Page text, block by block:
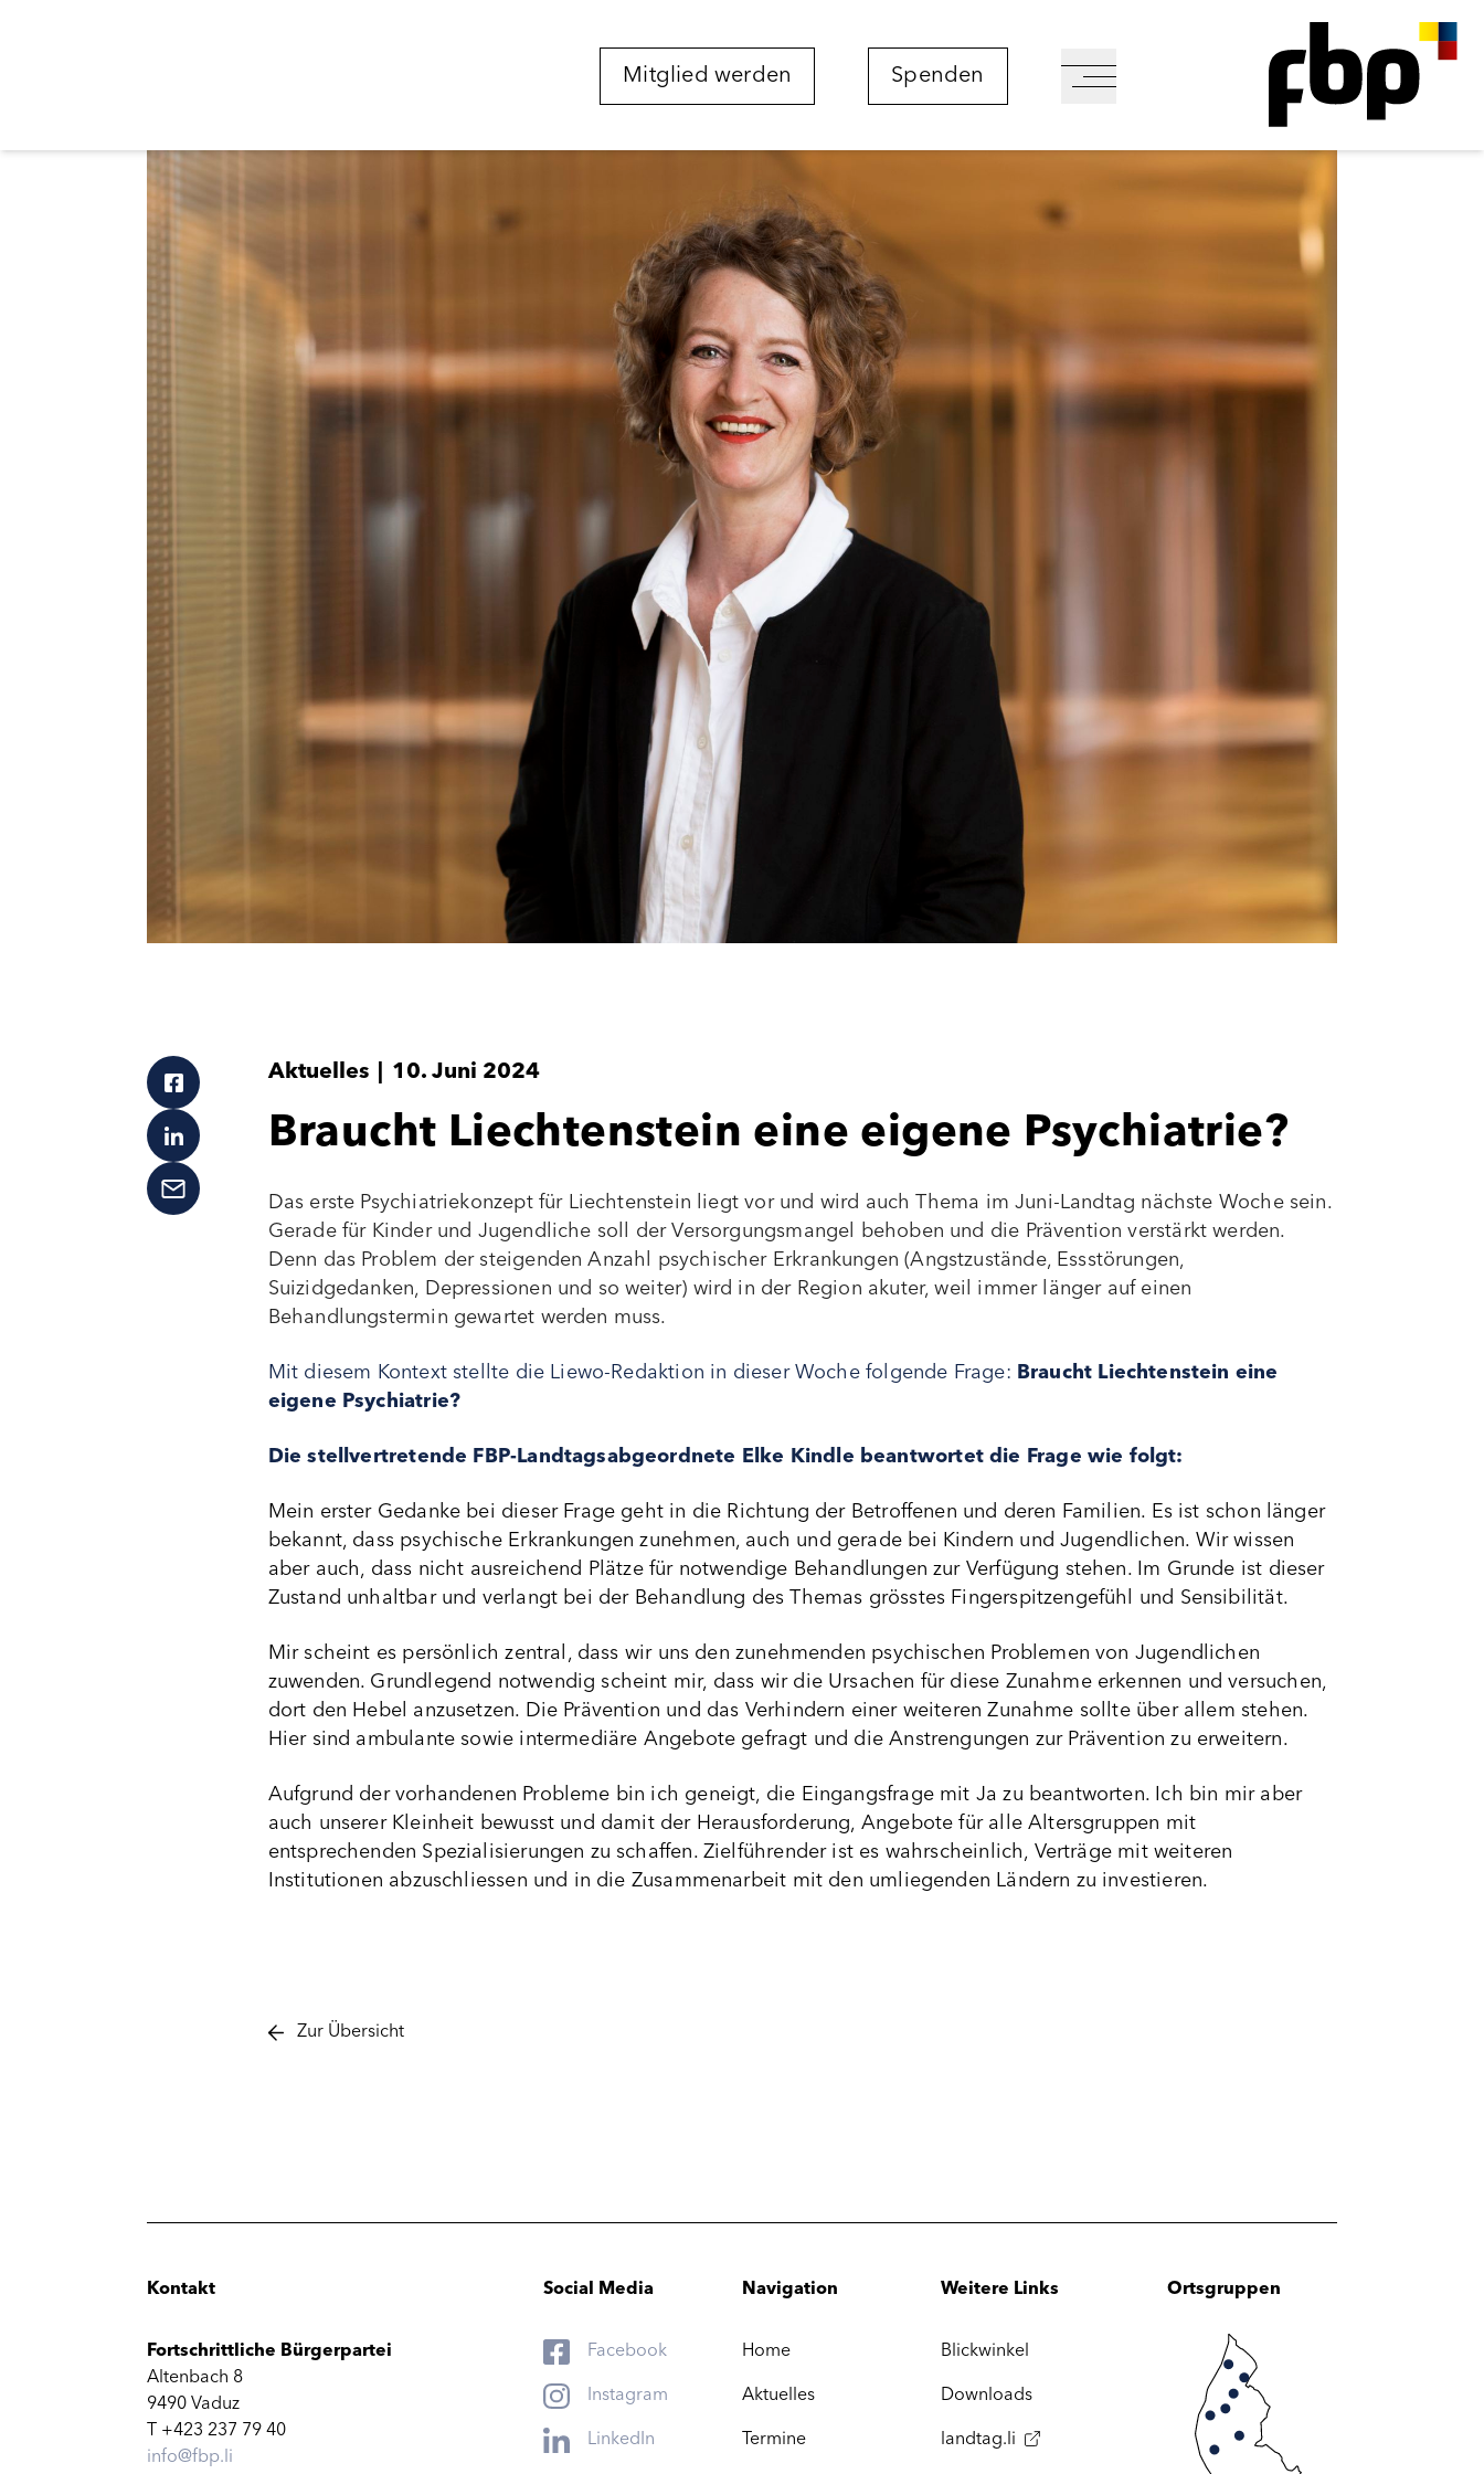
Mitglied werden Spenden
Aktuelles 10. Juni 2024
Braucht Liechtenstein eine eigene Psychiatrie?
Das erste Psychiatriekonzept für Liechtenstein liegt vor und wird auch Thema im Juni-Landtag nächste Woche sein.
Gerade für Kinder und Jugendliche soll der Versorgungsmangel behoben und die Prävention verstärkt werden.
Denn das Problem der steigenden Anzahl psychischer Erkrankungen (Angstzustände, Essstörungen,
Suizidgedanken, Depressionen und so weiter) wird in der Region akuter, weil immer länger auf einen
Behandlungstermin gewartet werden muss.
Mit diesem Kontext stellte die Liewo-Redaktion in dieser Woche folgende Frage: Braucht Liechtenstein eine
eigene Psychiatrie?
Die stellvertretende FBP-Landtagsabgeordnete Elke Kindle beantwortet die Frage wie folgt:
Mein erster Gedanke bei dieser Frage geht in die Richtung der Betroffenen und deren Familien. Es ist schon länger
bekannt, dass psychische Erkrankungen zunehmen, auch und gerade bei Kindern und Jugendlichen. Wir wissen
aber auch, dass nicht ausreichend Plätze für notwendige Behandlungen zur Verfügung stehen. Im Grunde ist dieser
Zustand unhaltbar und verlangt bei der Behandlung des Themas grösstes Fingerspitzengefühl und Sensibilität.
Mir scheint es persönlich zentral, dass wir uns den zunehmenden psychischen Problemen von Jugendlichen
zuwenden. Grundlegend notwendig scheint mir, dass wir die Ursachen für diese Zunahme erkennen und versuchen,
dort den Hebel anzusetzen. Die Prävention und das Verhindern einer weiteren Zunahme sollte über allem stehen.
Hier sind ambulante sowie intermediäre Angebote gefragt und die Anstrengungen zur Prävention zu erweitern.
Aufgrund der vorhandenen Probleme bin ich geneigt, die Eingangsfrage mit Ja zu beantworten. Ich bin mir aber
auch unserer Kleinheit bewusst und damit der Herausforderung, Angebote für alle Altersgruppen mit
entsprechenden Spezialisierungen zu schaffen. Zielführender ist es wahrscheinlich, Verträge mit weiteren
Institutionen abzuschliessen und in die Zusammenarbeit mit den umliegenden Ländern zu investieren.
Zur Übersicht
Kontakt
Fortschrittliche Bürgerpartei
Altenbach 8
9490 Vaduz
T +423 237 79 40
info@fbp.li
Social Media
Facebook
Instagram
LinkedIn
Navigation
Home
Aktuelles
Termine
Weitere Links
Blickwinkel
Downloads
landtag.li
Ortsgruppen